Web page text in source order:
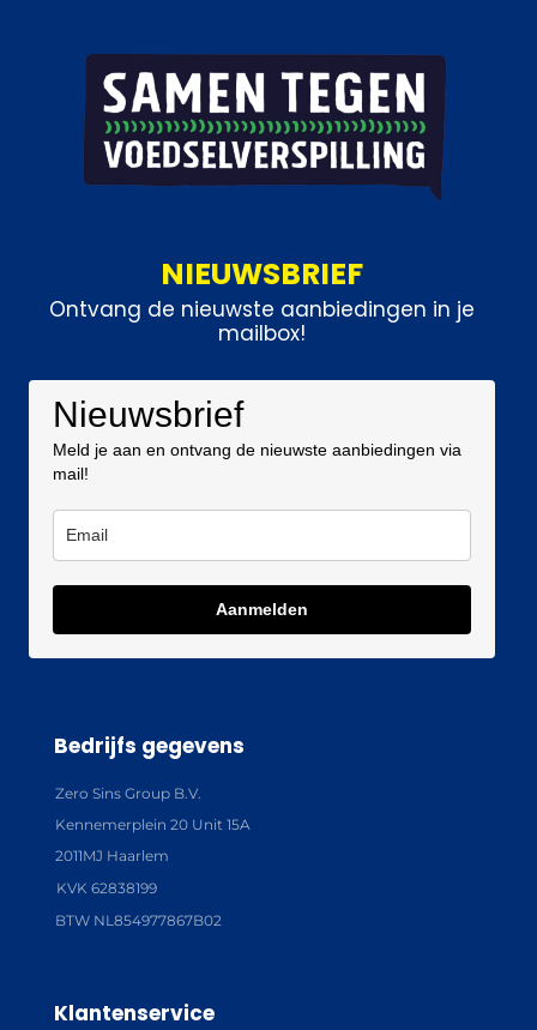
NIEUWSBRIEF
Ontvang de nieuwste aanbiedingen in je
mailbox!
Nieuwsbrief
Meld je aan en ontvang de nieuwste aanbiedingen via
mail!
Aanmelden
Bedrijfs gegevens
Zero Sins Group B.V.
Kennemerplein 20 Unit 15A
2011MJ Haarlem
KVK 62838199
BTW NL854977867B02
Klantenservice